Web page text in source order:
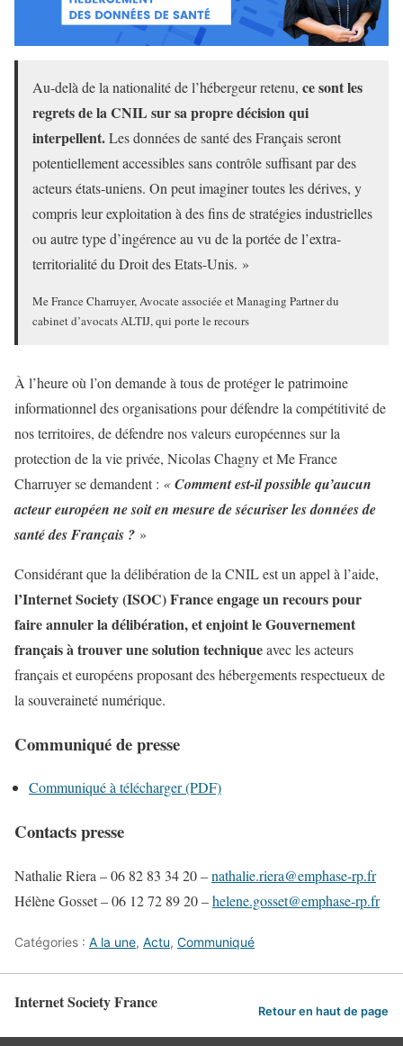
Au-delà de la nationalité de l’hébergeur retenu, ce sont les
regrets de la CNIL sur sa propre décision qui
interpellent.Les données de santé des Français seront
potentiellement accessibles sans contrôle suffisant par des
acteurs états-uniens. On peut imaginer toutes les dérives, y
compris leur exploitation à des fins de stratégies industrielles
ou autre type d’ingérence au vu de la portée de l’extra-
territorialité du Droit des Etats-Unis. »
Me France Charruyer, Avocate associée et Managing Partner du
cabinet d’avocats ALTIJ, qui porte le recours
À l’heure où l’on demande à tous de protéger le patrimoine
informationnel des organisations pour défendre la compétitivité de
nos territoires, de défendre nos valeurs européennes sur la
protection de la vie privée, Nicolas Chagny et Me France
Charruyer se demandent : «Comment est-il possible qu’aucun
acteur européen ne soit en mesure de sécuriser les données de
santé des Français ? »
Considérant que la délibération de la CNIL est un appel à l’aide,
l’Internet Society (ISOC) France engage un recours pour
faire annuler la délibération, et enjoint le Gouvernement
français à trouver une solution techniqueavec les acteurs
français et européens proposant des hébergements respectueux de
la souveraineté numérique.
Communiqué de presse
Communiqué à télécharger (PDF)
Contacts presse
Nathalie Riera – 06 82 83 34 20 –nathalie.riera@emphase-rp.fr
Hélène Gosset – 06 12 72 89 20 –helene.gosset@emphase-rp.fr
Catégories : A la une, Actu, Communiqué
Internet Society France Retour en haut de page